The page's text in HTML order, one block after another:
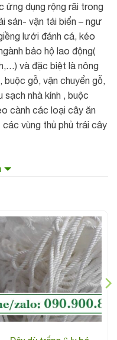
ứng dụng rộng rãi trong
sản- vận tải biển – ngư
lưới đánh cá, kéo
bảo hộ lao động(
và đặc biệt là nông
buộc gỗ, vận chuyển gỗ,
nhà kính , buộc
cành các loại cây ăn
vùng thủ phủ trái cây